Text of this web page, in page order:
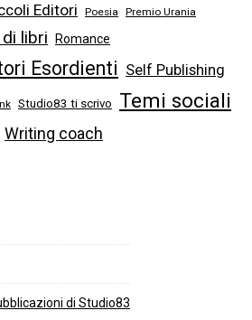
Editori Poesia Premio Urania
libri Romance
Esordienti Self Publishing
Studio83 ti scrivo Temi sociali
Writing coach
di Studio83